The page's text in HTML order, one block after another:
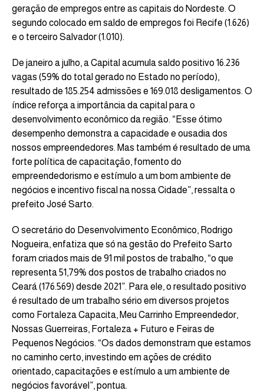
geração de empregos entre as capitais do Nordeste. O
segundo colocado em saldo de empregos foi Recife (1.626)
e o terceiro Salvador (1.010).
De janeiro a julho, a Capital acumula saldo positivo 16.236
vagas (59% do total gerado no Estado no período),
resultado de 185.254 admissões e 169.018 desligamentos. O
índice reforça a importância da capital para o
desenvolvimento econômico da região. “Esse ótimo
desempenho demonstra a capacidade e ousadia dos
nossos empreendedores. Mas também é resultado de uma
forte política de capacitação, fomento do
empreendedorismo e estímulo a um bom ambiente de
negócios e incentivo fiscal na nossa Cidade”, ressalta o
prefeito José Sarto.
O secretário do Desenvolvimento Econômico, Rodrigo
Nogueira, enfatiza que só na gestão do Prefeito Sarto
foram criados mais de 91 mil postos de trabalho, “o que
representa 51,79% dos postos de trabalho criados no
Ceará (176.569) desde 2021”. Para ele, o resultado positivo
é resultado de um trabalho sério em diversos projetos
como Fortaleza Capacita, Meu Carrinho Empreendedor,
Nossas Guerreiras, Fortaleza + Futuro e Feiras de
Pequenos Negócios. “Os dados demonstram que estamos
no caminho certo, investindo em ações de crédito
orientado, capacitações e estímulo a um ambiente de
negócios favorável”, pontua.